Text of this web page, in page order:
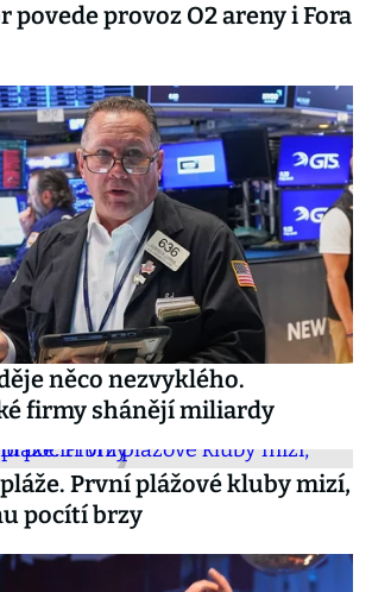
povede provoz O2 areny i Fora
něco nezvyklého.
firmy shánějí miliardy
První plážové kluby mizí,
pocítí brzy